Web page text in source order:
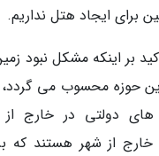
برای ایجاد هتل نداریم.
بر اینکه مشکل نبود
حوزه محسوب می
های دولتی در خارج
از شهر هستند که